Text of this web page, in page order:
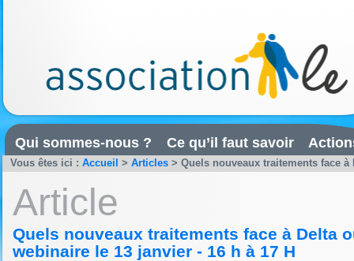
Qui sommes-nous ? Ce qu’il faut savoir
Vous êtes ici : Accueil > Articles > Quels nouveaux traitements face
Article
Quels nouveaux traitements face à Delta
webinaire le 13 janvier - 16 h à 17 H